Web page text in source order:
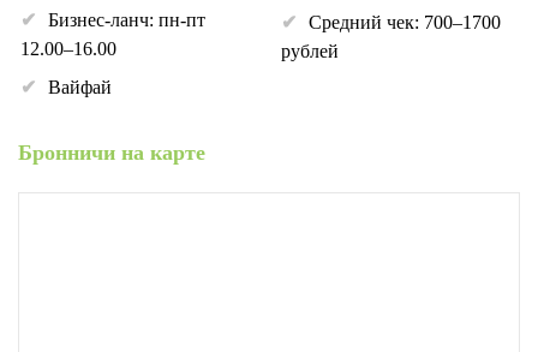
Бизнес-ланч: пн-пт
12.00–16.00
Вайфай
Средний чек: 700–1700
рублей
Бронничи на карте